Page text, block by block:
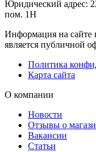
Юридический адрес:
пом. 1Н
Информация на сайте
является публичной
Политика
Карта сайта
О компании
Новости
Отзывы о
Вакансии
Статьи